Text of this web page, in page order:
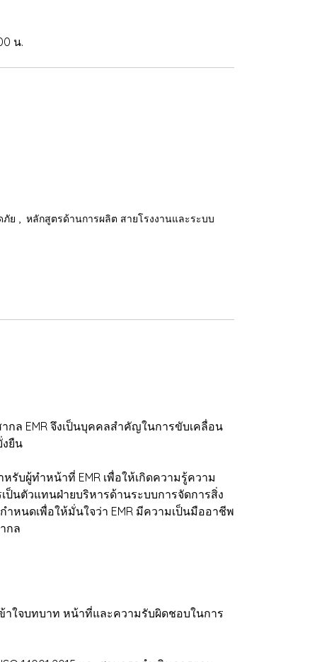
น.
ภัย หลักสูตรด้านการผลิต สายโรงงานและระบบ
กล EMR จึงเป็นบุคคลสำคัญในการขับเคลื่อน
ยืน
รับผู้ทำหน้าที่ EMR เพื่อให้เกิดความรู้ความ
ป็นตัวแทนฝ่ายบริหารด้านระบบการจัดการสิ่ง
หนดเพื่อให้มั่นใจว่า EMR มีความเป็นมืออาชีพ
กล
าใจบทบาท หน้าที่และความรับผิดชอบในการ